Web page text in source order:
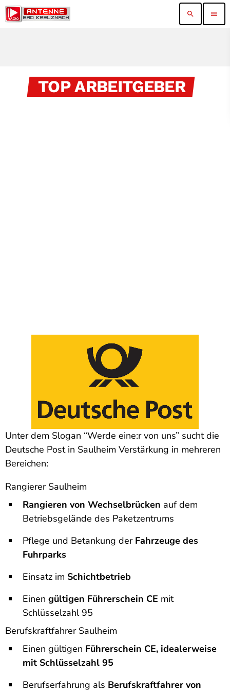
search menu
TOP ARBEITGEBER
Unter dem Slogan “Werde eine:r von uns” sucht die
Deutsche Post in Saulheim Verstärkung in mehreren
Bereichen:
Rangierer Saulheim
Rangieren von Wechselbrücken auf dem
Betriebsgelände des Paketzentrums
Pflege und Betankung der Fahrzeuge des
Fuhrparks
Einsatz im Schichtbetrieb
Einen gültigen Führerschein CE mit
Schlüsselzahl 95
Berufskraftfahrer Saulheim
Einen gültigen Führerschein CE, idealerweise
mit Schlüsselzahl 95
Berufserfahrung als Berufskraftfahrer von